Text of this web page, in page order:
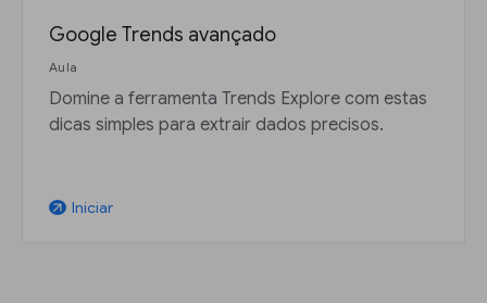
Google Trends avançado
Aula
Domine a ferramenta Trends Explore com estas
dicas simples para extrair dados precisos.
arrow_outward Iniciar